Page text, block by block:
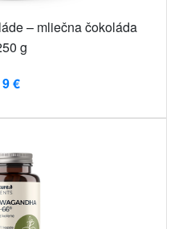
– mliečna čokoláda
g
9 €